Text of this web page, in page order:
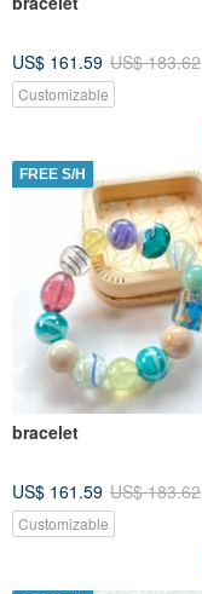
US$ 161.59 US$ 183.62
Customizable
FREE S/H
bracelet
US$ 161.59 US$ 183.62
Customizable